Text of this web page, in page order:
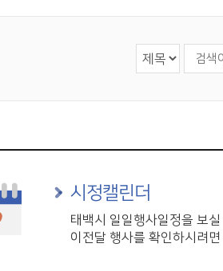
시정캘린더
태백시 일일행사일정을 보
이전달 행사를 확인하시려